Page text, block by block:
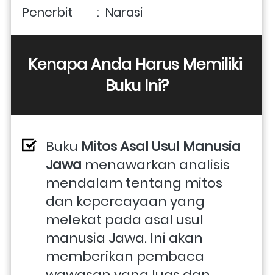
Penerbit        :  Narasi
Kenapa Anda Harus Memiliki
Buku Ini?
Buku Mitos Asal Usul Manusia
Jawa menawarkan analisis
mendalam tentang mitos
dan kepercayaan yang
melekat pada asal usul
manusia Jawa. Ini akan
memberikan pembaca